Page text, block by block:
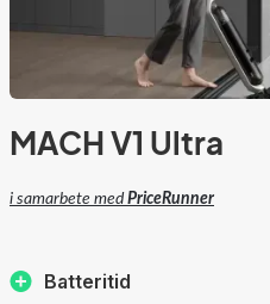
MACH V1 Ultra
i samarbete med PriceRunner
Batteritid